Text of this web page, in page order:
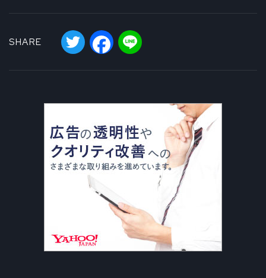
SHARE
Twitter Facebook